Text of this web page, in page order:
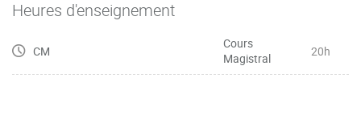
Heures d'enseignement
CM
Cours
Magistral
20h